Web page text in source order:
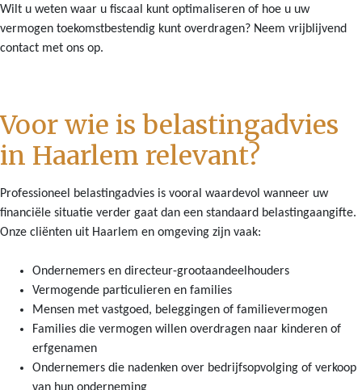
Wilt u weten waar u fiscaal kunt optimaliseren of hoe u uw
vermogen toekomstbestendig kunt overdragen? Neem vrijblijvend
contact met ons op.
Voor wie is belastingadvies
in Haarlem relevant?
Professioneel belastingadvies is vooral waardevol wanneer uw
financiële situatie verder gaat dan een standaard belastingaangifte.
Onze cliënten uit Haarlem en omgeving zijn vaak:
Ondernemers en directeur-grootaandeelhouders
Vermogende particulieren en families
Mensen met vastgoed, beleggingen of familievermogen
Families die vermogen willen overdragen naar kinderen of
erfgenamen
Ondernemers die nadenken over bedrijfsopvolging of verkoop